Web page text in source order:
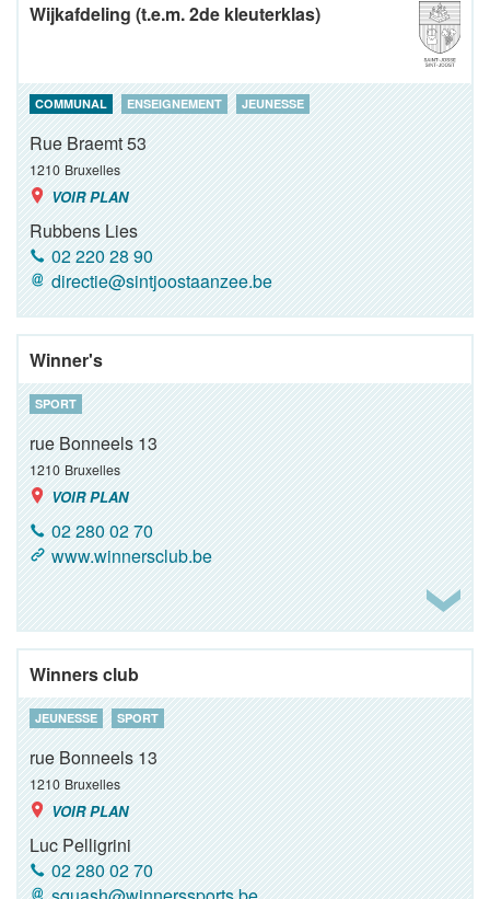
Wijkafdeling (t.e.m. 2de kleuterklas)
COMMUNAL ENSEIGNEMENT JEUNESSE
Rue Braemt 53
1210 Bruxelles
VOIR PLAN
Rubbens Lies
02 220 28 90
directie@sintjoostaanzee.be
Winner's
SPORT
rue Bonneels 13
1210 Bruxelles
VOIR PLAN
02 280 02 70
www.winnersclub.be
Winners club
JEUNESSE SPORT
rue Bonneels 13
1210 Bruxelles
VOIR PLAN
Luc Pelligrini
02 280 02 70